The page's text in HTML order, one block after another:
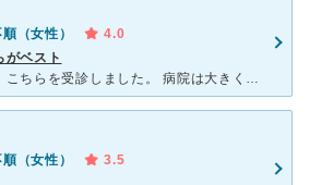
（女性）
4.0
がベスト
生理不順が酷かった為、こちらを受診しました。 病院は大きくはないですが、一軒家のようなアットホームな雰囲気です。 産婦人科のみの病院なので、妊婦さんに会う事がなく、妊活中の私にはとてもありがたかっ
（女性）
3.5